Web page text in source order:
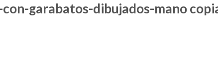
garabatos-dibujados-mano